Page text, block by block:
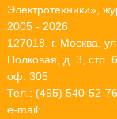
Электротехники»,
2005 - 2026
127018, г. Москва, ул.
Полковая, д. 3, стр. 6,
оф. 305
Тел.: (495) 540-52-76
e-mail: